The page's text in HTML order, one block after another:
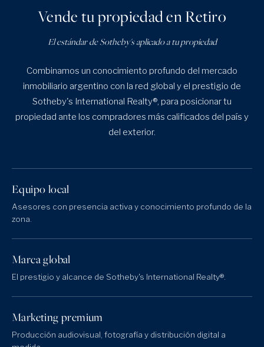
Vende tu propiedad en Retiro
El estándar de Sotheby's aplicado a tu propiedad
Combinamos un conocimiento profundo del mercado
inmobiliario argentino con la red global y el prestigio de
Sotheby's International Realty®, para posicionar tu
propiedad ante los compradores más calificados del país y
del exterior.
Equipo local
Asesores con presencia activa y conocimiento profundo de la
zona.
Marca global
El prestigio y alcance de Sotheby's International Realty®.
Marketing premium
Producción audiovisual, fotografía y distribución digital a